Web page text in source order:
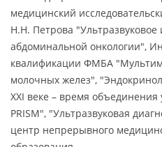
медицинский
Н.Н. Петрова "Ультразвуковое
абдоминальной онкологии",
квалификации ФМБА
молочных желез",
XXI веке – время
PRISM", "Ультразвуковая
центр непрерывного